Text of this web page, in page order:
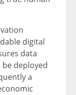
digital
data
deployed
a